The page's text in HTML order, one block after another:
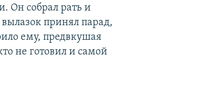
Он собрал рать и
принял парад,
ему, предвкушая
не готовил и самой